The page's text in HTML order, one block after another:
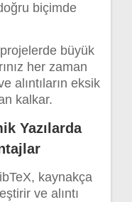
biçimde
büyük
her zaman
alıntıların eksik
kalkar.
Yazılarda
kaynakça
ve alıntı